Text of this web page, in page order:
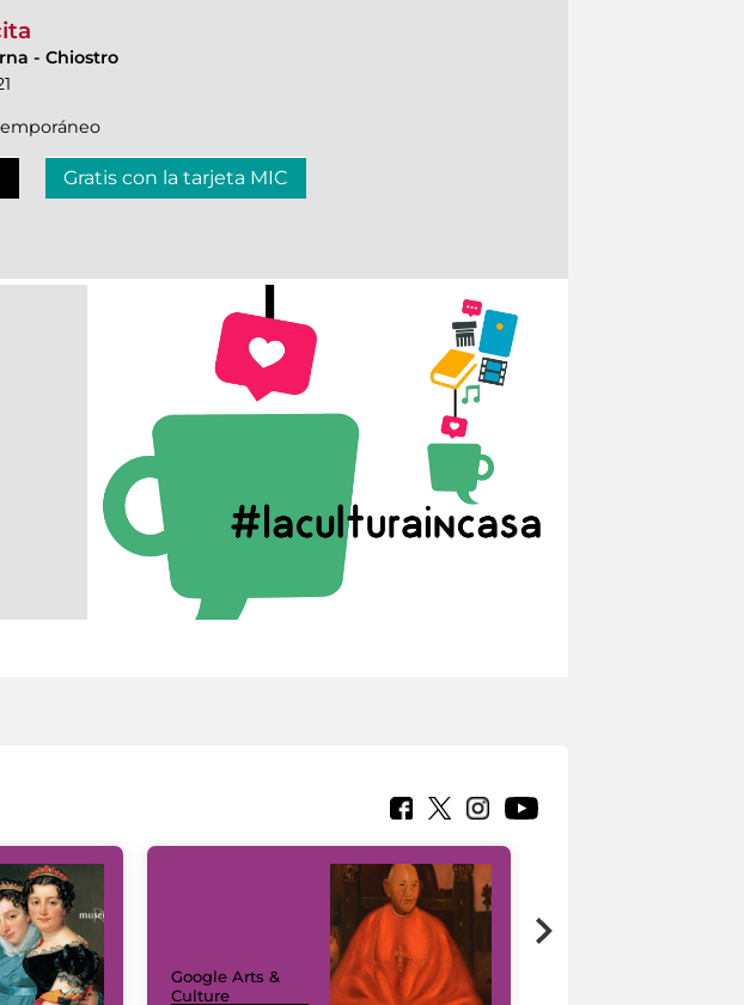
- Chiostro
Gratis con la tarjeta MIC
Google Arts &
Culture